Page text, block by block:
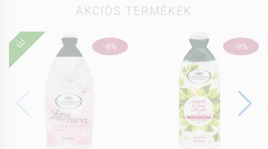
AKCIÓS TERMÉKEK
-9%
ÚJ -9%